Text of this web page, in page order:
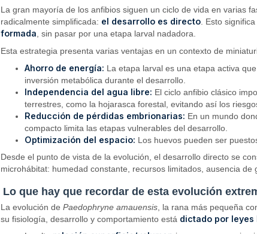
La gran mayoría de los anfibios siguen un ciclo de vida en varias
radicalmente simplificada: el desarrollo es directo. Esto
formada, sin pasar por una etapa larval nadadora.
Esta estrategia presenta varias ventajas en un contexto de
Ahorro de energía: La etapa larval es una etapa activa
inversión metabólica durante el desarrollo.
Independencia del agua libre: El ciclo anfibio clásico
terrestres, como la hojarasca forestal, evitando así los
Reducción de pérdidas embrionarias: En un mundo
compacto limita las etapas vulnerables del desarrollo.
Optimización del espacio: Los huevos pueden ser
Desde el punto de vista de la evolución, el desarrollo directo se
microhábitat: humedad constante, recursos limitados, ausencia
Lo que hay que recordar de esta evolución
La evolución dePaedophryne amauensis , la rana más pequeña
su fisiología, desarrollo y comportamiento está dictado por